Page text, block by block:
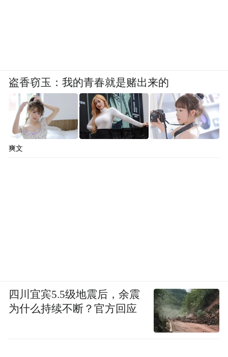
盗香窃玉：我的青春就是赌出来的
爽文
四川宜宾5.5级地震后，余震
为什么持续不断？官方回应